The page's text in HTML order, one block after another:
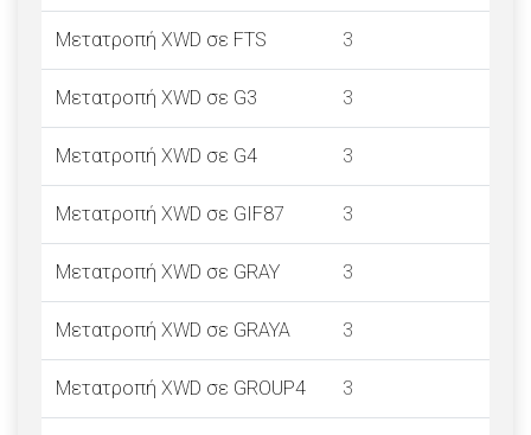
Μετατροπή XWD σε FTS 3
Μετατροπή XWD σε G3 3
Μετατροπή XWD σε G4 3
Μετατροπή XWD σε GIF87 3
Μετατροπή XWD σε GRAY 3
Μετατροπή XWD σε GRAYA 3
Μετατροπή XWD σε GROUP4 3